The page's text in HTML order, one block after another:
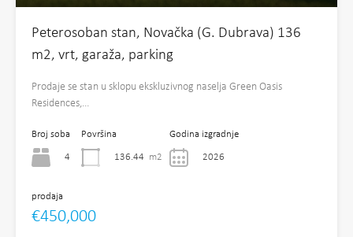
Peterosoban stan, Novačka (G. Dubrava) 136
m2, vrt, garaža, parking
Prodaje se stan u sklopu ekskluzivnog naselja Green Oasis
Residences,…
Broj soba
4
Površina
136.44 m2
Godina izgradnje
2026
prodaja
€450,000